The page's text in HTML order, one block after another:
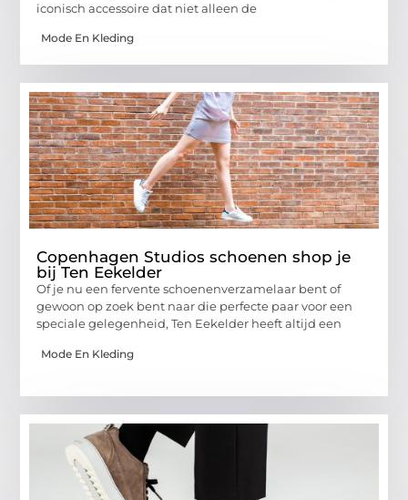
iconisch accessoire dat niet alleen de
Mode En Kleding
Copenhagen Studios schoenen shop je
bij Ten Eekelder
Of je nu een fervente schoenenverzamelaar bent of
gewoon op zoek bent naar die perfecte paar voor een
speciale gelegenheid, Ten Eekelder heeft altijd een
Mode En Kleding